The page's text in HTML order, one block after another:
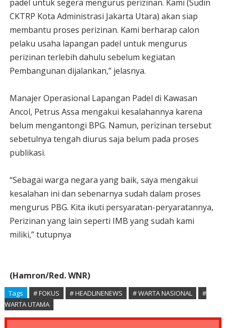
padel untuk segera mengurus perizinan. Kami (Sudin
CKTRP Kota Administrasi Jakarta Utara) akan siap
membantu proses perizinan. Kami berharap calon
pelaku usaha lapangan padel untuk mengurus
perizinan terlebih dahulu sebelum kegiatan
Pembangunan dijalankan,” jelasnya.
Manajer Operasional Lapangan Padel di Kawasan
Ancol, Petrus Assa mengakui kesalahannya karena
belum mengantongi BPG. Namun, perizinan tersebut
sebetulnya tengah diurus saja belum pada proses
publikasi.
“Sebagai warga negara yang baik, saya mengakui
kesalahan ini dan sebenarnya sudah dalam proses
mengurus PBG. Kita ikuti persyaratan-peryaratannya,
Perizinan yang lain seperti IMB yang sudah kami
miliki,” tutupnya
(Hamron/Red. WNR)
Tags # FOKUS # HEADLINENEWS # WARTA NASIONAL
#
WARTA UTAMA